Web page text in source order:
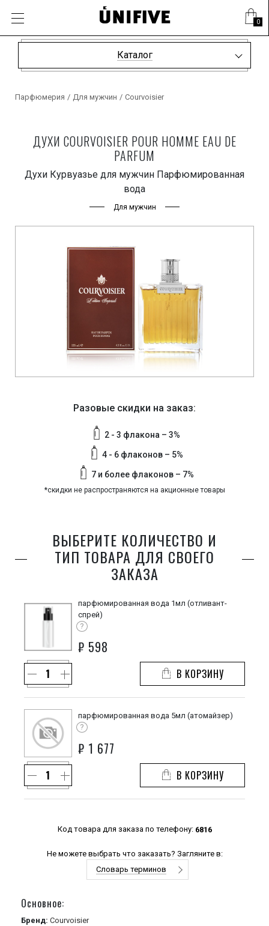
0
Каталог
Парфюмерия / Для мужчин / Courvoisier
ДУХИ COURVOISIER POUR HOMME EAU DE
PARFUM
Духи Курвуазье для мужчин Парфюмированная
вода
Для мужчин
Разовые скидки на заказ:
2 - 3 флакона – 3%
4 - 6 флаконов – 5%
7 и более флаконов – 7%
*скидки не распространяются на акционные товары
ВЫБЕРИТЕ КОЛИЧЕСТВО И
ТИП ТОВАРА ДЛЯ СВОЕГО
ЗАКАЗА
парфюмированная вода 1мл (отливант-
спрей)
?
₽ 598
В КОРЗИНУ
парфюмированная вода 5мл (атомайзер)
?
₽ 1 677
В КОРЗИНУ
Код товара для заказа по телефону: 6816
Не можете выбрать что заказать? Загляните в:
Словарь терминов
Основное:
Бренд: Courvoisier